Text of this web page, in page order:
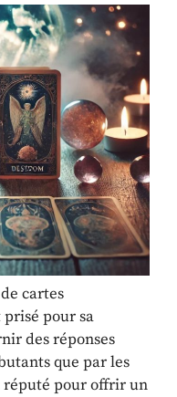
cartes
pour sa
des réponses
que par les
réputé pour offrir un